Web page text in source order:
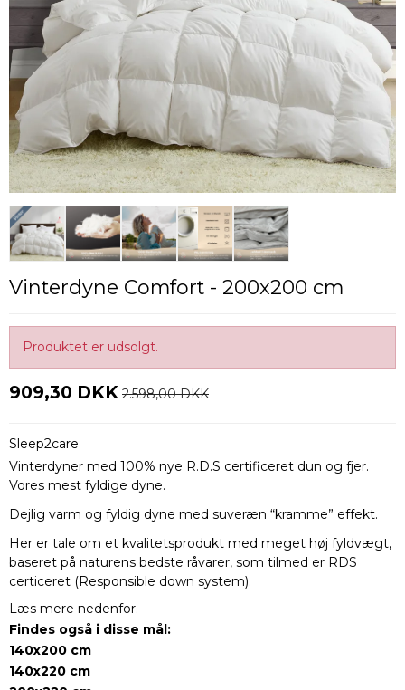
Vinterdyne Comfort - 200x200 cm
Produktet er udsolgt.
909,30 DKK 2.598,00 DKK
Sleep2care
Vinterdyner med 100% nye R.D.S certificeret dun og fjer.
Vores mest fyldige dyne.
Dejlig varm og fyldig dyne med suveræn “kramme” effekt.
Her er tale om et kvalitetsprodukt med meget høj fyldvægt,
baseret på naturens bedste råvarer, som tilmed er RDS
certiceret (Responsible down system).
Læs mere nedenfor.
Findes også i disse mål:
140x200 cm
140x220 cm